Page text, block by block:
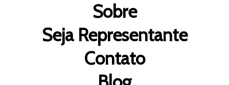
Sobre
Seja Representante
Contato